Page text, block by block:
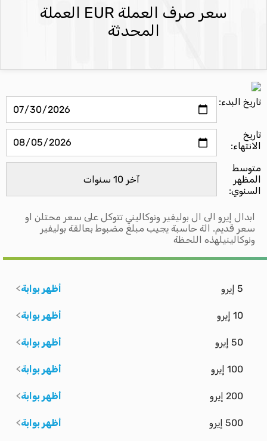
سعر صرف العملة EUR العملة
المحدثة
تاريخ البدء:
تاريخ
الانتهاء:
متوسط ​​
المظهر
السنوي:
ابدال إيرو الى ال بوليفير ونوكاليني تتوكل على سعر محتلن او
سعر قديم. الة حاسبة يجيب مبلغ مضبوط بعالقة بوليفير
ونوكالينيلهذه اللحظة
5 إيرو أظهر بوابة
10 إيرو أظهر بوابة
50 إيرو أظهر بوابة
100 إيرو أظهر بوابة
200 إيرو أظهر بوابة
500 إيرو أظهر بوابة